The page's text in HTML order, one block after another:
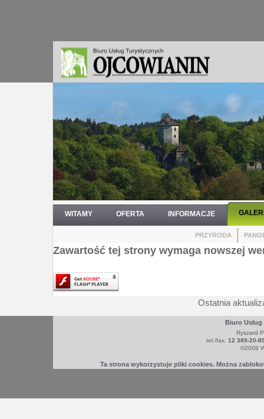
WITAMY OFERTA INFORMACJE
PRZYRODA
Zawartość tej strony wymaga nowszej
Ostatnia
Biuro
Ryszard
tel./fax. 12 389-20-
©2009
Ta strona wykorzystuje pliki cookies. Można